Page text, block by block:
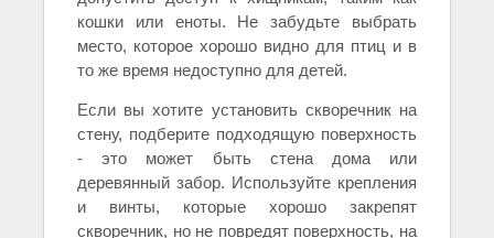
кошки или еноты. Не забудьте выбрать
место, которое хорошо видно для птиц и в
то же время недоступно для детей.
Если вы хотите установить скворечник на
стену, подберите подходящую поверхность
- это может быть стена дома или
деревянный забор. Используйте крепления
и винты, которые хорошо закрепят
скворечник, но не повредят поверхность, на